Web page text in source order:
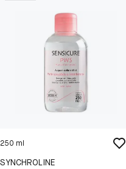
250 ml
SYNCHROLINE